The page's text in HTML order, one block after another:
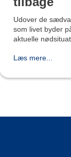
Udover de
som livet byder
aktuelle
de normale, og
Læs mere...